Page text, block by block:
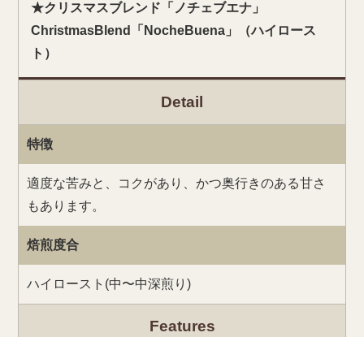
★クリスマスブレンド「ノチェブエナ」
ChristmasBlend「NocheBuena」（ハイロース
ト）
Detail
特徴
適度な苦みと、コクがあり、かつ奥行きのある甘さ
もあります。
焙煎度合
ハイロースト(中〜中深煎り)
Features